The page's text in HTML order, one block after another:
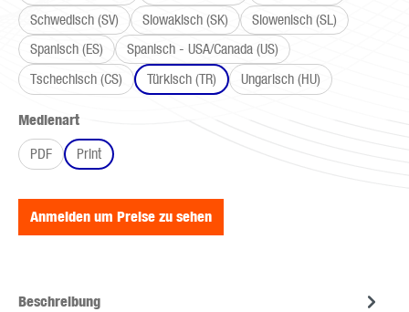
Schwedisch (SV)
Slowakisch (SK)
Slowenisch (SL)
Spanisch (ES)
Spanisch - USA/Canada (US)
Tschechisch (CS)
Türkisch (TR) Ungarisch (HU)
Medienartauswählen
PDF
Print
Anmelden um Preise zu sehen
Beschreibung